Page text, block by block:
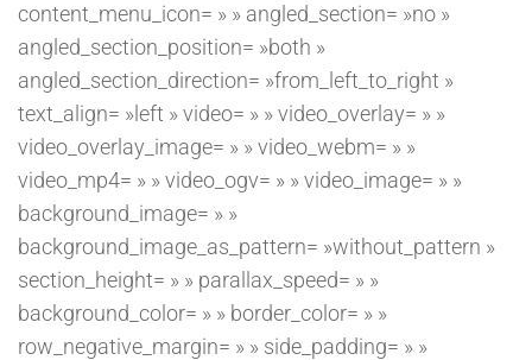
content_menu_icon= » » angled_section= »no »
angled_section_position= »both »
angled_section_direction= »from_left_to_right »
text_align= »left » video= » » video_overlay= » »
video_overlay_image= » » video_webm= » »
video_mp4= » » video_ogv= » » video_image= » »
background_image= » »
background_image_as_pattern= »without_pattern »
section_height= » » parallax_speed= » »
background_color= » » border_color= » »
row_negative_margin= » » side_padding= » »